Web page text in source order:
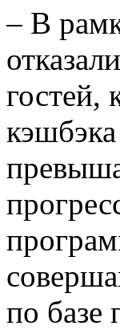
– В
гостей,
по базе